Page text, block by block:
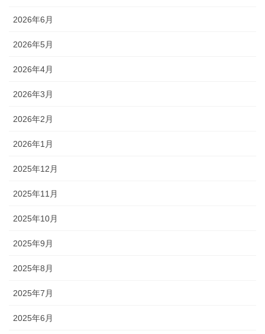
2026年6月
2026年5月
2026年4月
2026年3月
2026年2月
2026年1月
2025年12月
2025年11月
2025年10月
2025年9月
2025年8月
2025年7月
2025年6月